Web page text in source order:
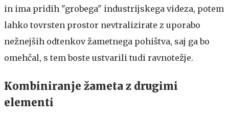
in ima pridih "grobega" industrijskega videza, potem
lahko tovrsten prostor nevtralizirate z uporabo
nežnejših odtenkov žametnega pohištva, saj ga bo
omehčal, s tem boste ustvarili tudi ravnotežje.
Kombiniranje žameta z drugimi
elementi